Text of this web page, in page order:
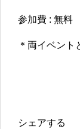
参加費 : 無料
＊両イベン
シェアする